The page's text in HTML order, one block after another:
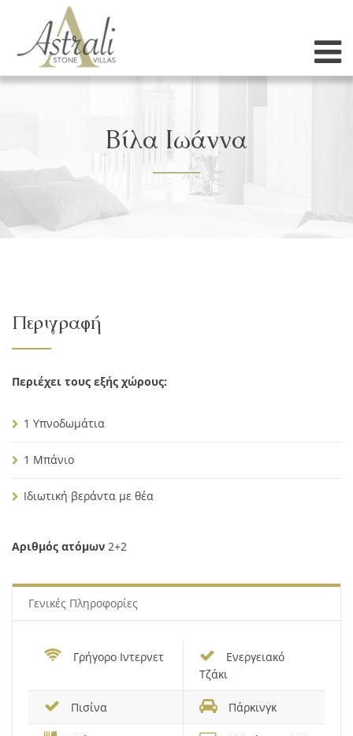
Βίλα Ιωάννα
Περιγραφή
Περιέχει τους εξής χώρους:
1 Υπνοδωμάτια
1 Μπάνιο
Ιδιωτική βεράντα με θέα
Αριθμός ατόμων 2+2
Γενικές Πληροφορίες
Γρήγορο Ιντερνετ
Ενεργειακό
Τζάκι
Πισίνα Πάρκινγκ